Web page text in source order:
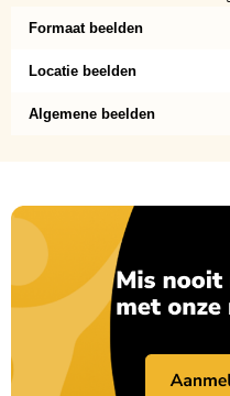
Formaat beelden
Locatie beelden
Algemene beelden